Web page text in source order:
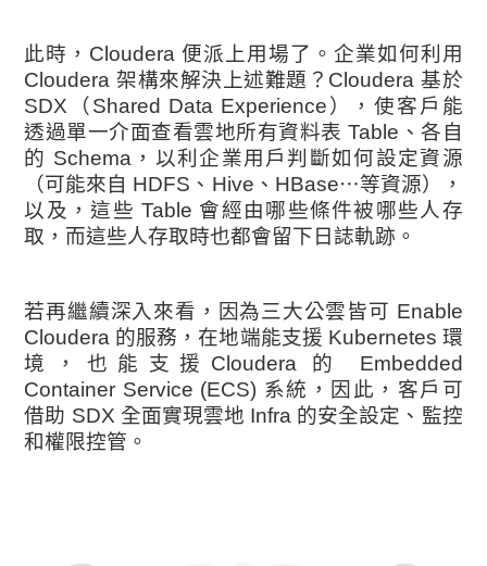
此時，Cloudera 便派上用場了。企業如何利用
Cloudera 架構來解決上述難題？Cloudera 基於
SDX（Shared Data Experience），使客戶能
透過單一介面查看雲地所有資料表 Table、各自
的 Schema，以利企業用戶判斷如何設定資源
（可能來自 HDFS、Hive、HBase⋯等資源），
以及，這些 Table 會經由哪些條件被哪些人存
取，而這些人存取時也都會留下日誌軌跡。
若再繼續深入來看，因為三大公雲皆可 Enable
Cloudera 的服務，在地端能支援 Kubernetes 環
境，也能支援Cloudera 的 Embedded
Container Service (ECS) 系統，因此，客戶可
借助 SDX 全面實現雲地 Infra 的安全設定、監控
和權限控管。